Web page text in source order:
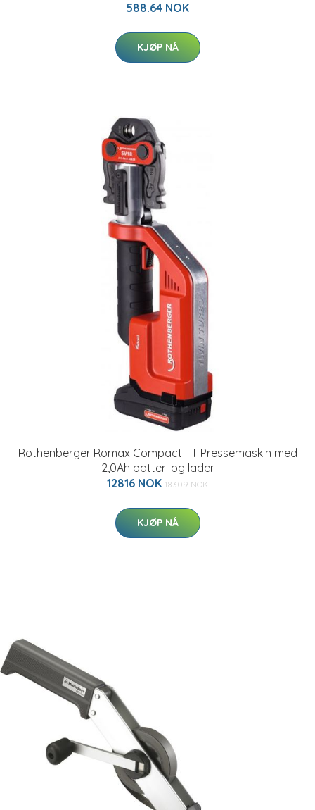
588.64 NOK
KJØP NÅ
Rothenberger Romax Compact TT Pressemaskin med
2,0Ah batteri og lader
12816 NOK 18309 NOK
KJØP NÅ